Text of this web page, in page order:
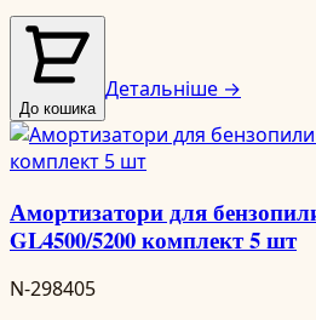
До кошика
Детальніше →
Амортизатори для
GL4500/5200 комплект 5 шт
N-298405